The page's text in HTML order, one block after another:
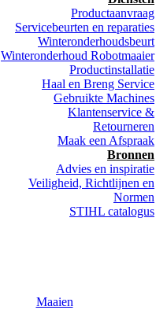
Productaanvraag
Servicebeurten en reparaties
Winteronderhoudsbeurt
Winteronderhoud Robotmaaier
Productinstallatie
Haal en Breng Service
Gebruikte Machines
Klantenservice &
Retourneren
Maak een Afspraak
Bronnen
Advies en inspiratie
Veiligheid, Richtlijnen en
Normen
STIHL catalogus
Maaien